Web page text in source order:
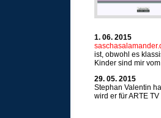
1. 06. 2015
ist, obwohl es
Kinder sind mir
29. 05. 2015
Stephan Valentin
wird er für ARTE